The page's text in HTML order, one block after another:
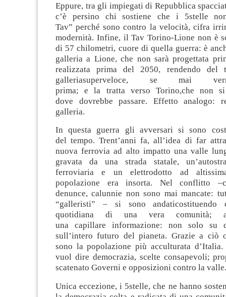
Eppure, tra gli impiegati di Repubblica spaccia
c’è persino chi sostieneche i 5stelle
Tav” perché sono contro la velocità, cifra
modernità. Infine, il Tav Torino-Lione non è
di 57 chilometri, cuore di quella guerra: è
galleria a Lione, che non sarà progettata
realizzata prima del 2050, rendendo del
galleriasuperveloce, se mai
prima; ela tratta versoTorino,che non
dove dovrebbepassare. Effetto analogo:
galleria.
Inquesta guerra gli avversari sisono
deltempo.Trent’anni fa, all’idea di far
nuova ferrovia ad alto impatto una valle
gravata da una strada statale,
ferroviaria e un elettrodotto ad
popolazione erainsorta. Nel conflitto –
denunce, calunnie non sono mai mancate:
“galleristi” – si sono andaticostituendo
quotidiana di una vera comunità;
una capillare informazione: non solo su
sull’intero futuro del pianeta. Grazie a ciò
sono la popolazione più acculturata
vuol dire democrazia, scelte consapevoli;
scatenato Governi e opposizioni contro la valle.
Unica eccezione, i 5stelle, che ne hanno